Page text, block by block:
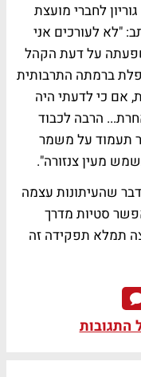
לחברי מועצת
מאי 1963, הוא כתב: "לא לעורכים אני
על דעת הקהל
ברמתה התרבותית
אם כי לדעתי היה
הרבה לכבוד
תעמוד על משמר
מעין צנזורה".
שהעיתונות עצמה
סטיות מדרך
תמלא תפקידה זה
התגובות